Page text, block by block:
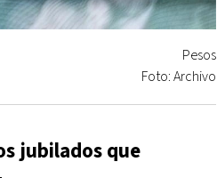
Pesos
Foto: Archivo
jubilados que